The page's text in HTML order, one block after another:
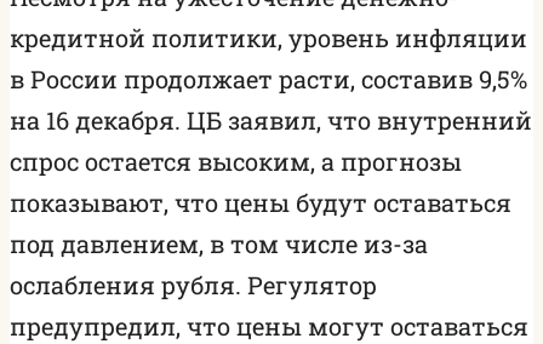
кредитной политики, уровень инфляции
в России продолжает расти, составив 9,5%
на 16 декабря. ЦБ заявил, что внутренний
спрос остается высоким, а прогнозы
показывают, что цены будут оставаться
под давлением, в том числе из-за
ослабления рубля. Регулятор
предупредил, что цены могут оставаться